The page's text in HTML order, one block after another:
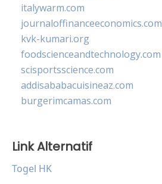
italywarm.com
journaloffinanceeconomics.com
kvk-kumari.org
foodscienceandtechnology.com
scisportsscience.com
addisababacuisineaz.com
burgerimcamas.com
Link Alternatif
Togel HK